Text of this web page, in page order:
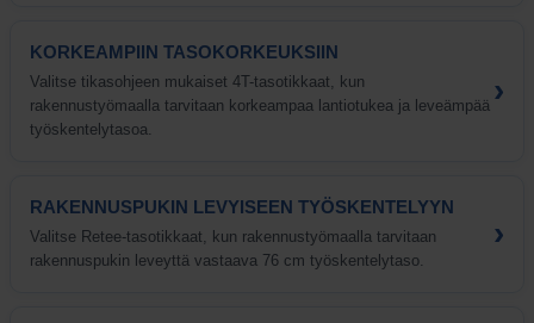
KORKEAMPIIN TASOKORKEUKSIIN
Valitse tikasohjeen mukaiset 4T-tasotikkaat, kun
rakennustyömaalla tarvitaan korkeampaa lantiotukea ja leveämpää
työskentelytasoa.
›
RAKENNUSPUKIN LEVYISEEN TYÖSKENTELYYN
Valitse Retee-tasotikkaat, kun rakennustyömaalla tarvitaan
rakennuspukin leveyttä vastaava 76 cm työskentelytaso.
›